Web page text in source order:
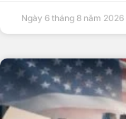
Ngày 6 tháng 8 năm 2026